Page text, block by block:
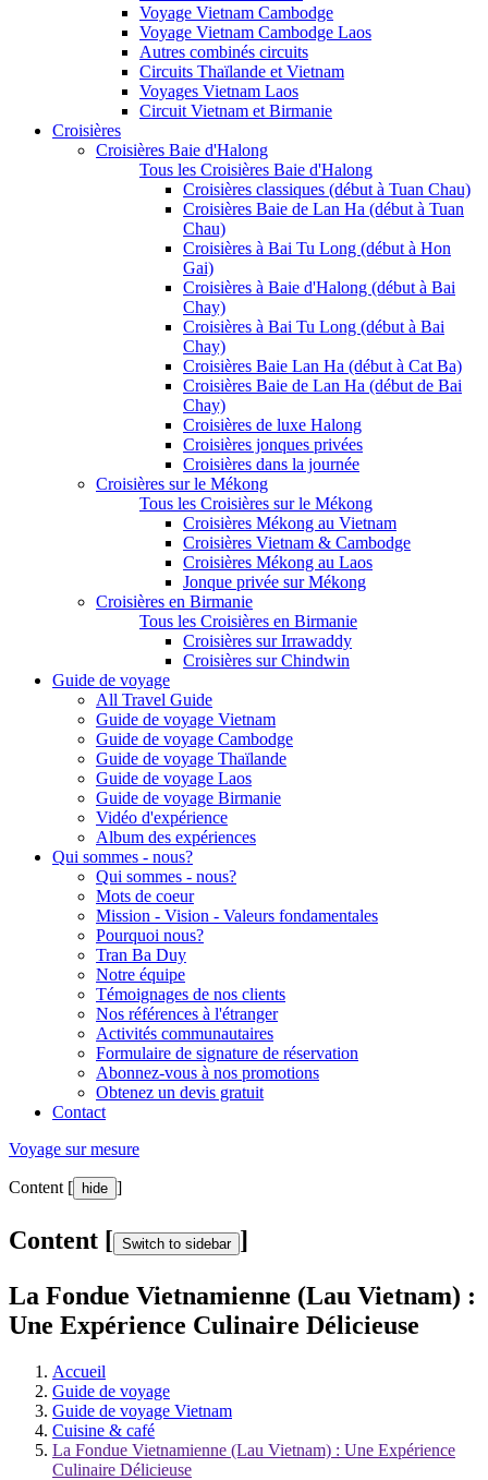
Voyage Vietnam Cambodge
Voyage Vietnam Cambodge Laos
Autres combinés circuits
Circuits Thaïlande et Vietnam
Voyages Vietnam Laos
Circuit Vietnam et Birmanie
Croisières
Croisières Baie d'Halong
Tous les Croisières Baie d'Halong
Croisières classiques (début à Tuan Chau)
Croisières Baie de Lan Ha (début à Tuan
Chau)
Croisières à Bai Tu Long (début à Hon
Gai)
Croisières à Baie d'Halong (début à Bai
Chay)
Croisières à Bai Tu Long (début à Bai
Chay)
Croisières Baie Lan Ha (début à Cat Ba)
Croisières Baie de Lan Ha (début de Bai
Chay)
Croisières de luxe Halong
Croisières jonques privées
Croisières dans la journée
Croisières sur le Mékong
Tous les Croisières sur le Mékong
Croisières Mékong au Vietnam
Croisières Vietnam & Cambodge
Croisières Mékong au Laos
Jonque privée sur Mékong
Croisières en Birmanie
Tous les Croisières en Birmanie
Croisières sur Irrawaddy
Croisières sur Chindwin
Guide de voyage
All Travel Guide
Guide de voyage Vietnam
Guide de voyage Cambodge
Guide de voyage Thaïlande
Guide de voyage Laos
Guide de voyage Birmanie
Vidéo d'expérience
Album des expériences
Qui sommes - nous?
Qui sommes - nous?
Mots de coeur
Mission - Vision - Valeurs fondamentales
Pourquoi nous?
Tran Ba Duy
Notre équipe
Témoignages de nos clients
Nos références à l'étranger
Activités communautaires
Formulaire de signature de réservation
Abonnez-vous à nos promotions
Obtenez un devis gratuit
Contact
Voyage sur mesure
Content [ hide ]
Content [ Switch to sidebar ]
La Fondue Vietnamienne (Lau Vietnam) :
Une Expérience Culinaire Délicieuse
Accueil
Guide de voyage
Guide de voyage Vietnam
Cuisine & café
La Fondue Vietnamienne (Lau Vietnam) : Une Expérience
Culinaire Délicieuse